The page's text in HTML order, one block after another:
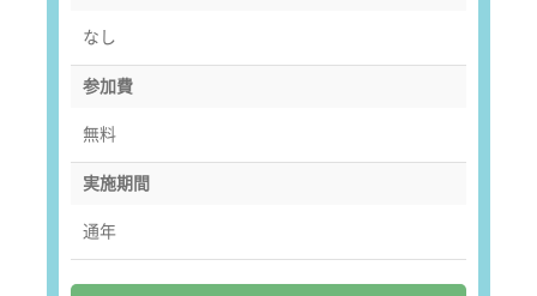
なし
参加費
無料
実施期間
通年